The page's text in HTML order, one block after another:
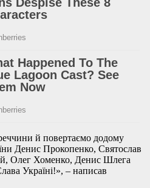
й повертаємо додому
Денис Прокопенко, Святослав
Олег Хоменко, Денис Шлега
Україні!», – написав